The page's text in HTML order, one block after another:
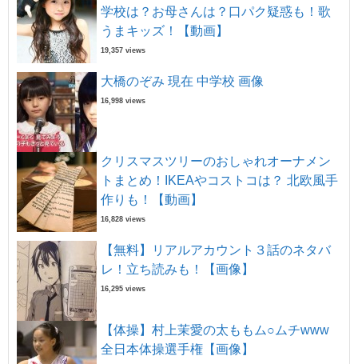
学校は？お母さんは？口パク疑惑も！歌
うまキッズ！【動画】
19,357 views
大橋のぞみ 現在 中学校 画像
16,998 views
クリスマスツリーのおしゃれオーナメン
トまとめ！IKEAやコストコは？ 北欧風手
作りも！【動画】
16,828 views
【無料】リアルアカウント３話のネタバ
レ！立ち読みも！【画像】
16,295 views
【体操】村上茉愛の太ももム○ムチwww
全日本体操選手権【画像】